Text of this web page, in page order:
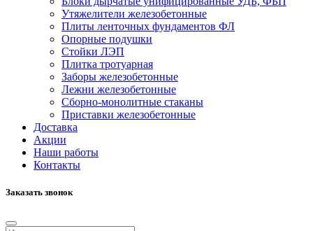
Утяжелители железобетонные
Плиты ленточных фундаментов ФЛ
Опорные подушки
Стойки ЛЭП
Плитка тротуарная
Заборы железобетонные
Лежни железобетонные
Сборно-монолитные стаканы
Приставки железобетонные
Доставка
Акции
Наши работы
Контакты
Заказать звонок